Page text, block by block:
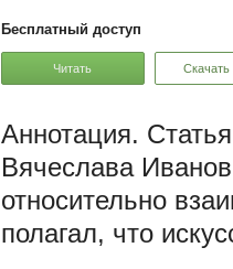
Бесплатный доступ
Читать Скачать
Вячеслава
относительно
полагал, что